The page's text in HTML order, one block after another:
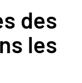
des
les